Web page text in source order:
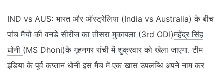
IND vs AUS: भारत और ऑस्‍ट्रेलिया (India vs Australia) के बीच
पांच मैचों की वनडे सीरीज का तीसरा मुकाबला (3rd ODI)महेंद्र सिंह
धोनी (MS Dhoni)के गृहनगर रांची में शुक्रवार को खेला जाएगा. टीम
इंडिया के पूर्व कप्‍तान धोनी इस मैच में एक खास उपलब्धि अपने नाम कर